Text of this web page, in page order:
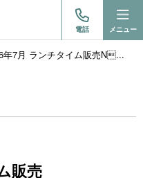
電話 メニュー
年7月 ランチタイム販売N...
販売